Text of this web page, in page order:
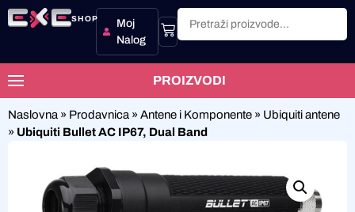
SHOP
Moj
Nalog
PROIZVODI
Naslovna » Prodavnica » Antene i Komponente » Ubiquiti antene
» Ubiquiti Bullet AC IP67, Dual Band